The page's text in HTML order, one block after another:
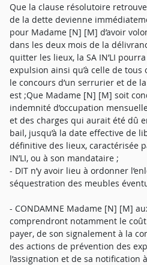
Que la clause résolutoire
de la dette devienne
pour Madame [N] [M] d’avoir
dans les deux mois de la
quitter les lieux, la SA IN’LI
expulsion ainsi qu’à celle de
le concours d’un serrurier et de
est ;Que Madame [N] [M] soit
indemnité d’occupation
et des charges qui aurait été dû
bail, jusqu’à la date effective de
définitive des lieux, caractérisée
IN’LI, ou à son mandataire ;
- DIT n’y avoir lieu à ordonner
séquestration des meubles
- CONDAMNE Madame [N] [M]
comprendront notamment le
payer, de son signalement à la
des actions de prévention des
l’assignation et de sa notification